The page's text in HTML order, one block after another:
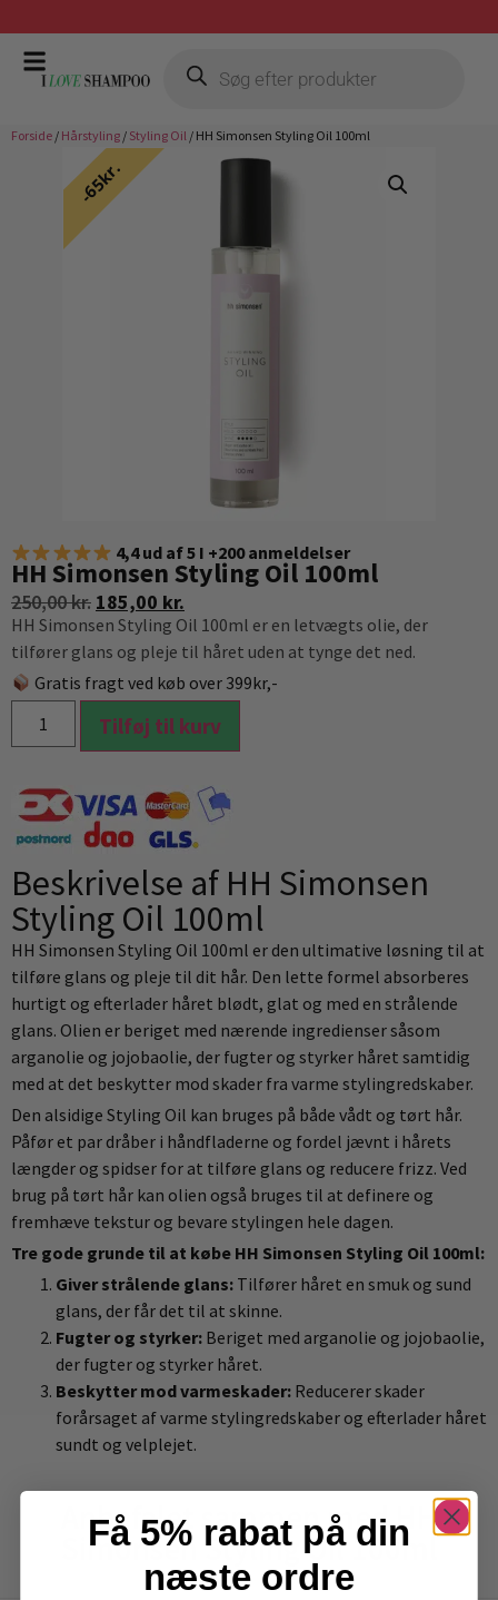
Gratis fragt ved køb over 399,-
Forside / Hårstyling / Styling Oil / HH Simonsen Styling Oil 100ml
4,4 ud af 5 I +200 anmeldelser
HH Simonsen Styling Oil 100ml
250,00kr. 185,00 kr.
HH Simonsen Styling Oil 100ml er en letvægts olie, der
tilfører glans og pleje til håret uden at tynge det ned.
Gratis fragt ved køb over 399kr,-
Tilføj til kurv
Beskrivelse af HH Simonsen
Styling Oil 100ml
HH Simonsen Styling Oil 100ml er den ultimative løsning til at
tilføre glans og pleje til dit hår. Den lette formel absorberes
hurtigt og efterlader håret blødt, glat og med en strålende
glans. Olien er beriget med nærende ingredienser såsom
arganolie og jojobaolie, der fugter og styrker håret samtidig
med at det beskytter mod skader fra varme stylingredskaber.
Den alsidige Styling Oil kan bruges på både vådt og tørt hår.
Påfør et par dråber i håndfladerne og fordel jævnt i hårets
længder og spidser for at tilføre glans og reducere frizz. Ved
brug på tørt hår kan olien også bruges til at definere og
fremhæve tekstur og bevare stylingen hele dagen.
Tre gode grunde til at købe HH Simonsen Styling Oil 100ml:
Giver strålende glans: Tilfører håret en smuk og sund
glans, der får det til at skinne.
Fugter og styrker: Beriget med arganolie og jojobaolie,
der fugter og styrker håret.
Beskytter mod varmeskader: Reducerer skader
forårsaget af varme stylingredskaber og efterlader håret
sundt og velplejet.
Anbefalet sammen med HH
Simonsen Styling Oil 100ml
65kr.
Få 5% rabat på din
næste ordre